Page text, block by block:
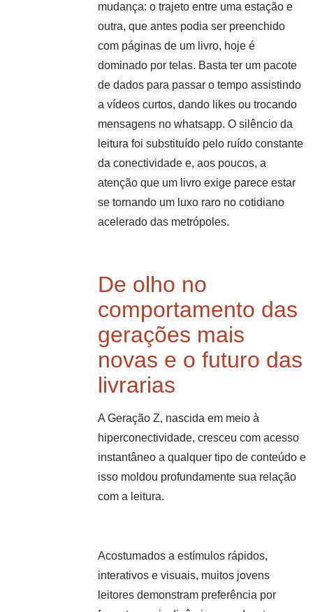
mudança: o trajeto entre uma estação e
outra, que antes podia ser preenchido
com páginas de um livro, hoje é
dominado por telas. Basta ter um pacote
de dados para passar o tempo assistindo
a vídeos curtos, dando likes ou trocando
mensagens no whatsapp. O silêncio da
leitura foi substituído pelo ruído constante
da conectividade e, aos poucos, a
atenção que um livro exige parece estar
se tornando um luxo raro no cotidiano
acelerado das metrópoles.
De olho no
comportamento das
gerações mais
novas e o futuro das
livrarias
A Geração Z, nascida em meio à
hiperconectividade, cresceu com acesso
instantâneo a qualquer tipo de conteúdo e
isso moldou profundamente sua relação
com a leitura.
Acostumados a estímulos rápidos,
interativos e visuais, muitos jovens
leitores demonstram preferência por